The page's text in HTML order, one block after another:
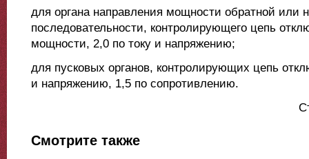
для органа направления мощности обратной или
последовательности, контролирующего цепь
мощности, 2,0 по току и напряжению;
для пусковых органов, контролирующих цепь
и напряжению, 1,5 по сопротивлению.
Смотрите также